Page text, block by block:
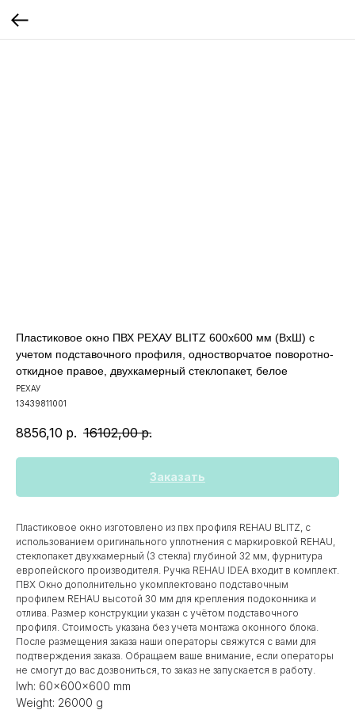
Пластиковое окно ПВХ РЕХАУ BLITZ 600х600 мм (ВхШ) с
учетом подставочного профиля, одностворчатое поворотно-
откидное правое, двухкамерный стеклопакет, белое
РЕХАУ
13439811001
8856,10 р. 16102,00 р.
Заказать
Пластиковое окно изготовлено из пвх профиля REHAU BLITZ, с
использованием оригинального уплотнения с маркировкой REHAU,
стеклопакет двухкамерный (3 стекла) глубиной 32 мм, фурнитура
европейского производителя. Ручка REHAU IDEA входит в комплект.
ПВХ Окно дополнительно укомплектовано подставочным
профилем REHAU высотой 30 мм для крепления подоконника и
отлива. Размер конструкции указан c учётом подставочного
профиля. Стоимость указана без учета монтажа оконного блока.
После размещения заказа наши операторы свяжутся с вами для
подтверждения заказа. Обращаем ваше внимание, если операторы
не смогут до вас дозвониться, то заказ не запускается в работу.
lwh: 60x600x600 mm
Weight: 26000 g